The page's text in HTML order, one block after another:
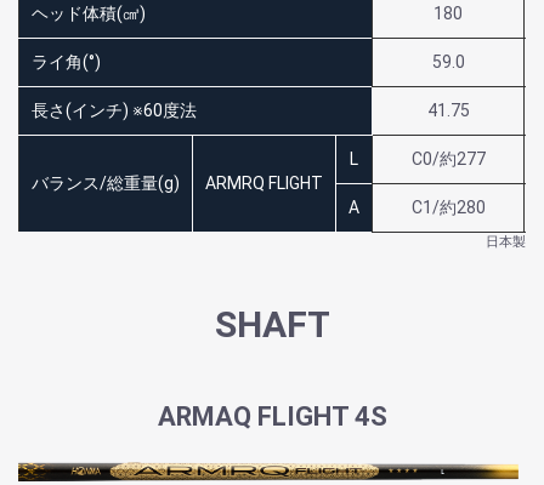
ヘッド体積(㎤) 180
ライ角(°) 59.0
長さ(インチ) ※60度法 41.75
バランス/総重量(g) ARMRQ FLIGHT
L C0/約277
A C1/約280
日本製
SHAFT
ARMAQ FLIGHT 4S